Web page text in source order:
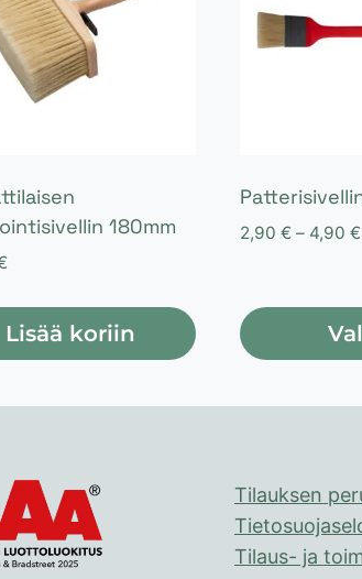
180mm
Lisää koriin
2,90 € – 4,90 €
tuotteella
muunnelma.
Voit
tehdä
Tilauksen
Tilaus- ja